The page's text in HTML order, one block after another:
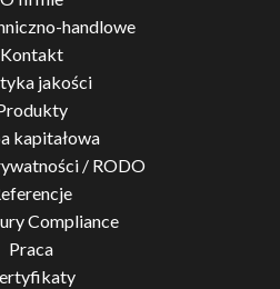
handlowe
Kontakt
jakości
kapitałowa
/ RODO
Compliance
Praca